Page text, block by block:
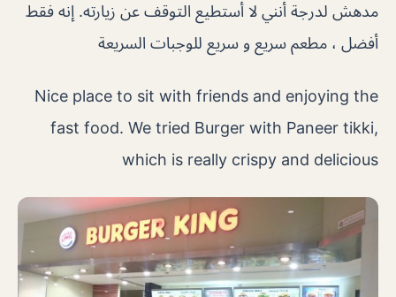
مدهش لدرجة أنني لا أستطيع التوقف عن زيارته. إنه فقط
أفضل ، مطعم سريع و سريع للوجبات السريعة
Nice place to sit with friends and enjoying the
fast food. We tried Burger with Paneer tikki,
which is really crispy and delicious